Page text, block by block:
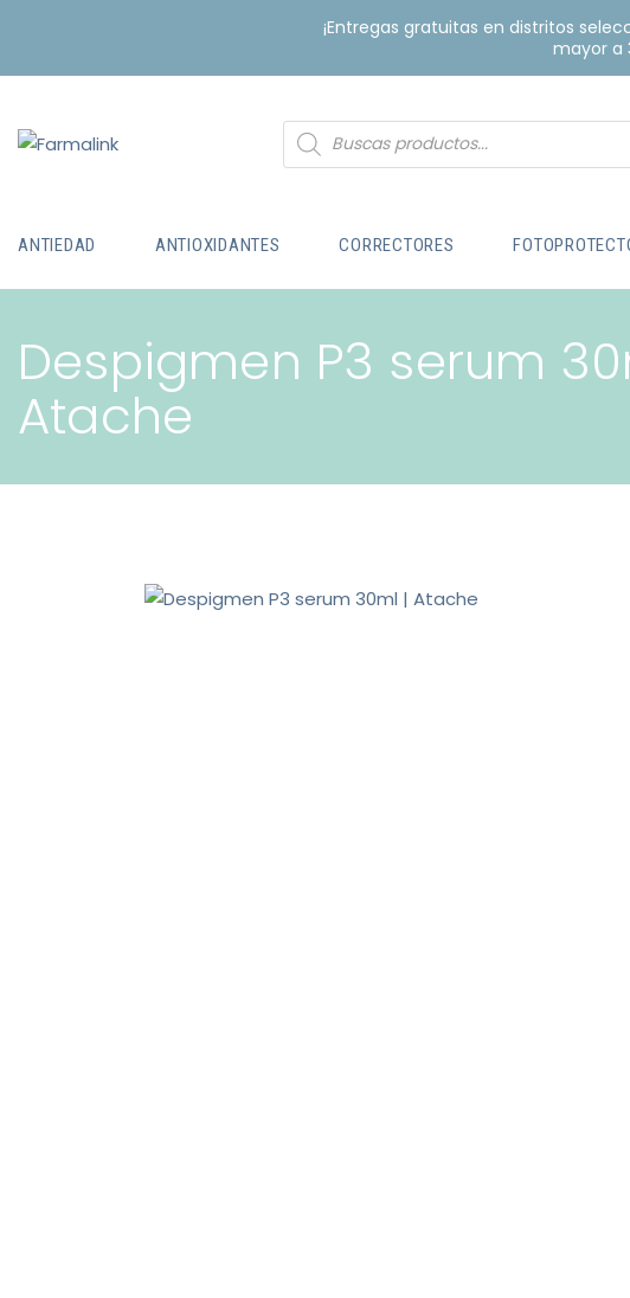
¡Entregas gratuitas en distritos
mayor a
ANTIEDAD ANTIOXIDANTES CORRECTORES
Despigmen P3 serum
Atache